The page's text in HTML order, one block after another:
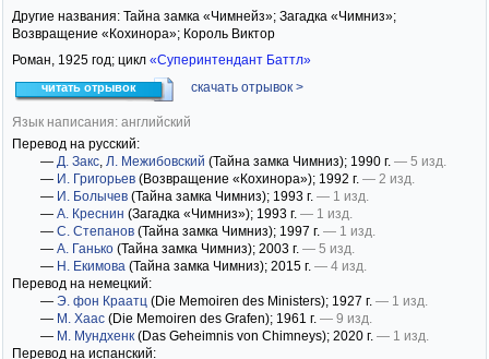
Другие названия: Тайна замка «Чимнейз»; Загадка «Чимниз»;
Возвращение «Кохинора»; Король Виктор
Роман, 1925 год; цикл «Суперинтендант Баттл»
читать отрывок скачать отрывок >
Язык написания: английский
Перевод на русский:
— Д. Закс, Л. Межибовский (Тайна замка Чимниз); 1990 г. — 5 изд.
— И. Григорьев (Возвращение «Кохинора»); 1992 г. — 2 изд.
— И. Болычев (Тайна замка Чимниз); 1993 г. — 1 изд.
— А. Креснин (Загадка «Чимниз»); 1993 г. — 1 изд.
— С. Степанов (Тайна замка Чимниз); 1997 г. — 1 изд.
— А. Ганько (Тайна замка Чимниз); 2003 г. — 5 изд.
— Н. Екимова (Тайна замка Чимниз); 2015 г. — 4 изд.
Перевод на немецкий:
— Э. фон Краатц (Die Memoiren des Ministers); 1927 г. — 1 изд.
— М. Хаас (Die Memoiren des Grafen); 1961 г. — 9 изд.
— М. Мундхенк (Das Geheimnis von Chimneys); 2020 г. — 1 изд.
Перевод на испанский: